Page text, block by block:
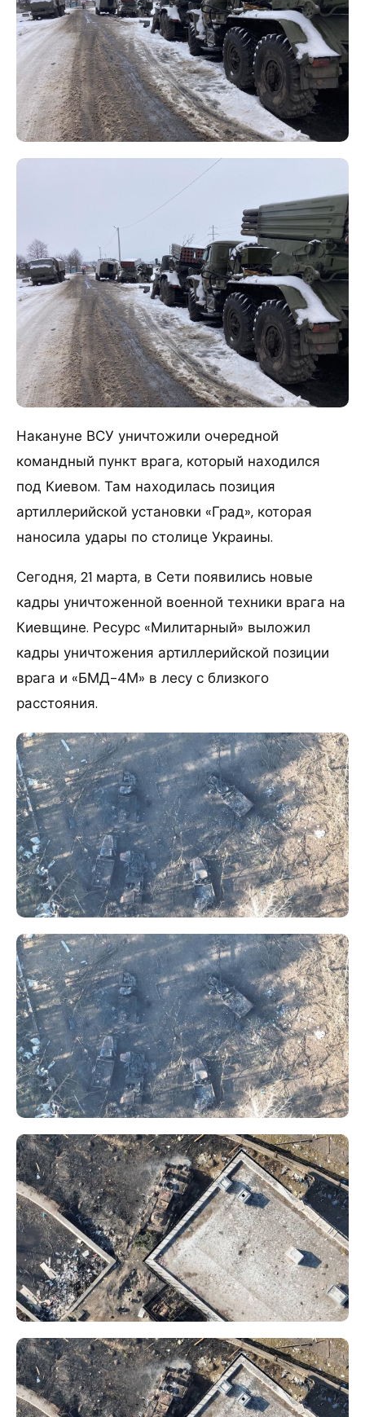
Накануне ВСУ уничтожили очередной
командный пункт врага, который находился
под Киевом. Там находилась позиция
артиллерийской установки «Град», которая
наносила удары по столице Украины.
Сегодня, 21 марта, в Сети появились новые
кадры уничтоженной военной техники врага на
Киевщине. Ресурс «Милитарный» выложил
кадры уничтожения артиллерийской позиции
врага и «БМД-4М» в лесу с близкого
расстояния.